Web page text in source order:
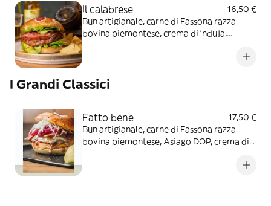
Il calabrese
16,50 €
Bun artigianale, carne di Fassona razza
bovina piemontese, crema di ‘nduja,
I Grandi Classici
Fatto bene
17,50 €
Bun artigianale, carne di Fassona razza
bovina piemontese, Asiago DOP, crema di
cappuccio condito con aceto di mele e olio